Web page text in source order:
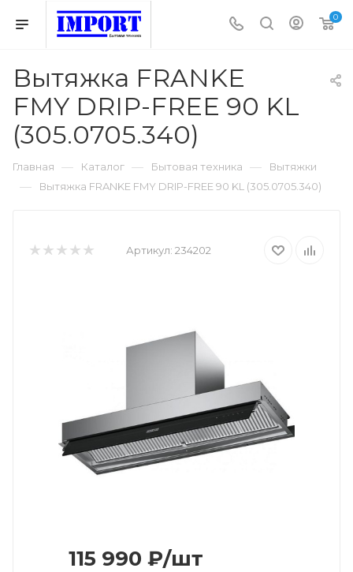
0
Вытяжка FRANKE
FMY DRIP-FREE 90 KL
(305.0705.340)
Главная — Каталог — Бытовая техника — Вытяжки
— Вытяжка FRANKE FMY DRIP-FREE 90 KL (305.0705.340)
Артикул: 234202
115 990 ₽/шт